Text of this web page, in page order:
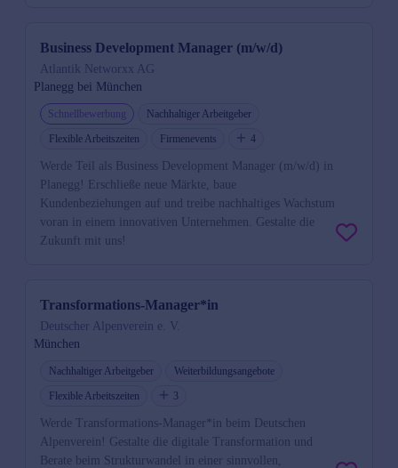
Business Development Manager (m/w/d)
Atlantik Networxx AG
Planegg bei München
Schnellbewerbung
Nachhaltiger Arbeitgeber
Flexible Arbeitszeiten
Firmenevents 4
Werde Teil als Business Development Manager (m/w/d) in
Planegg! Erschließe neue Märkte, baue
Kundenbeziehungen auf und treibe nachhaltiges Wachstum
voran in einem innovativen Unternehmen. Gestalte die
Zukunft mit uns!
Transformations-Manager*in
Deutscher Alpenverein e. V.
München
Nachhaltiger Arbeitgeber
Weiterbildungsangebote
Flexible Arbeitszeiten
3
Werde Transformations-Manager*in beim Deutschen
Alpenverein! Gestalte die digitale Transformation und
Berate beim Strukturwandel in einer sinnvollen,